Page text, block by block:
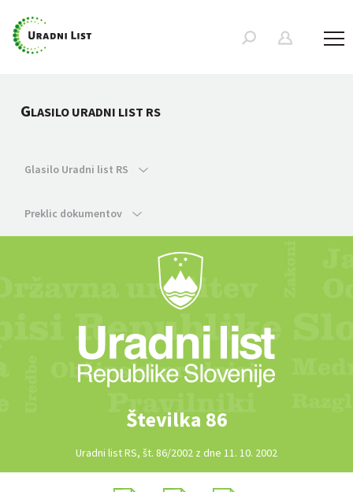
GLASILO URADNI LIST RS
Glasilo Uradni list RS
Preklic dokumentov
Številka 86
Uradni list RS, št. 86/2002 z dne 11. 10. 2002